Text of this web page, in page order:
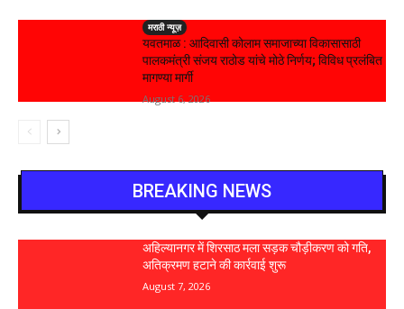
मराठी न्यूज़
यवतमाळ : आदिवासी कोलाम समाजाच्या विकासासाठी
पालकमंत्री संजय राठोड यांचे मोठे निर्णय; विविध प्रलंबित
मागण्या मार्गी
August 6, 2026
BREAKING NEWS
अहिल्यानगर में शिरसाठ मला सड़क चौड़ीकरण को गति,
अतिक्रमण हटाने की कार्रवाई शुरू
August 7, 2026